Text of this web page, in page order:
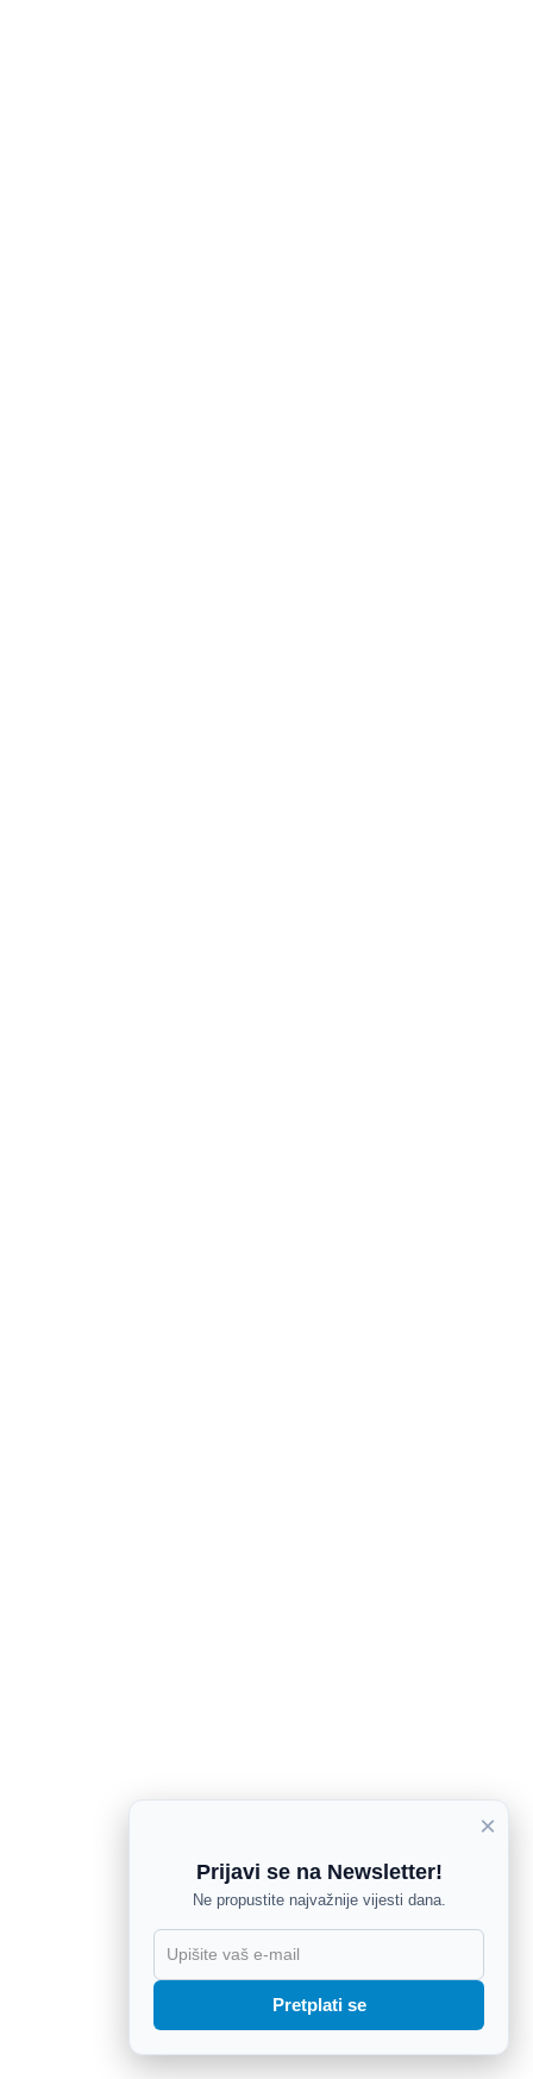
×
Prijavi se na Newsletter!
Ne propustite najvažnije vijesti dana.
Pretplati se